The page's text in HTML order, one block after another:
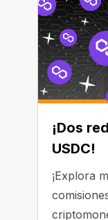
¡Dos
USDC!
¡Explora